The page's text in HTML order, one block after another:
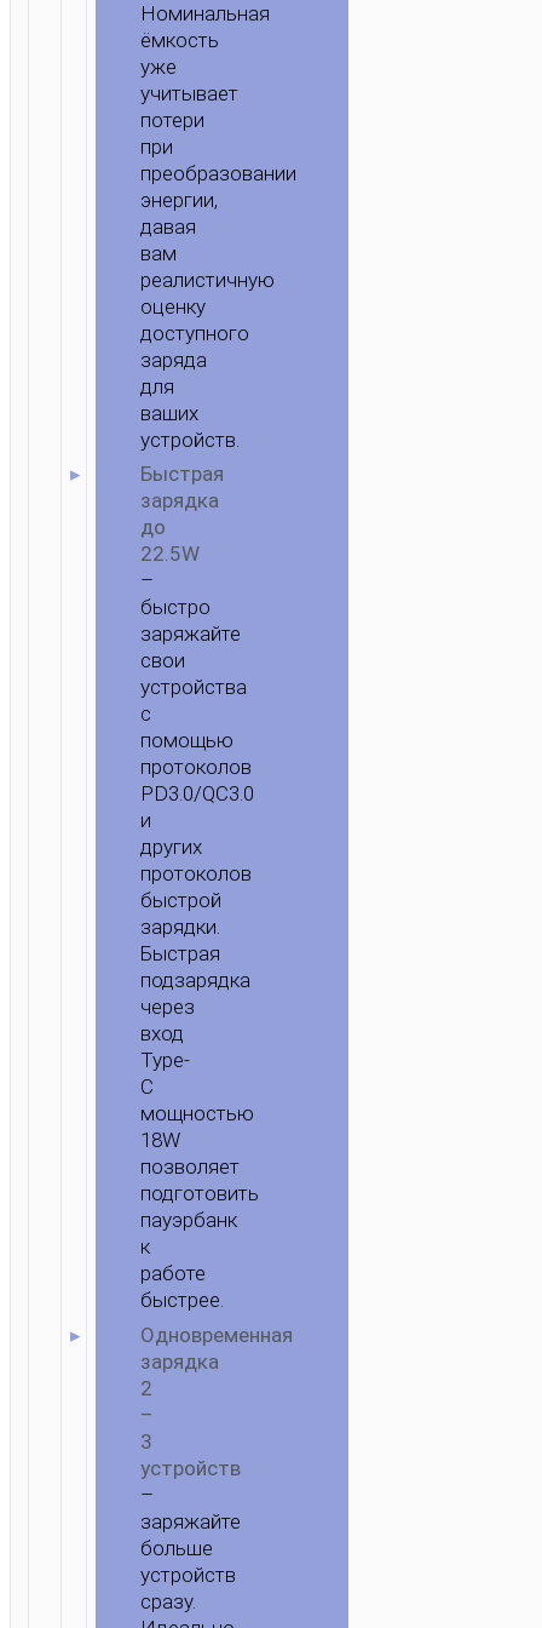
Номинальная
ёмкость
уже
учитывает
потери
при
преобразовании
энергии,
давая
вам
реалистичную
оценку
доступного
заряда
для
ваших
устройств.
Быстрая
зарядка
до
22.5W
–
быстро
заряжайте
свои
устройства
с
помощью
протоколов
PD3.0/QC3.0
и
других
протоколов
быстрой
зарядки.
Быстрая
подзарядка
через
вход
Type-
C
мощностью
18W
позволяет
подготовить
пауэрбанк
к
работе
быстрее.
Одновременная
зарядка
2
–
3
устройств
–
заряжайте
больше
устройств
сразу.